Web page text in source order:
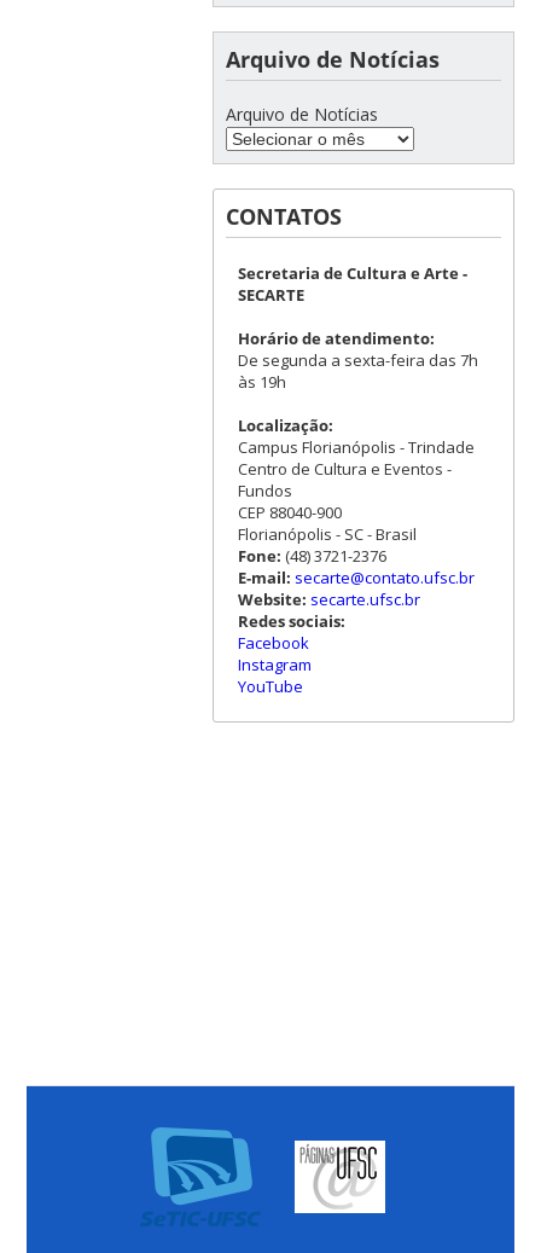
Arquivo de Notícias
Arquivo de Notícias
CONTATOS
Secretaria de Cultura e Arte -
SECARTE
Horário de atendimento:
De segunda a sexta-feira das 7h
às 19h
Localização:
Campus Florianópolis - Trindade
Centro de Cultura e Eventos -
Fundos
CEP 88040-900
Florianópolis - SC - Brasil
Fone: (48) 3721-2376
E-mail: secarte@contato.ufsc.br
Website: secarte.ufsc.br
Redes sociais:
Facebook
Instagram
YouTube